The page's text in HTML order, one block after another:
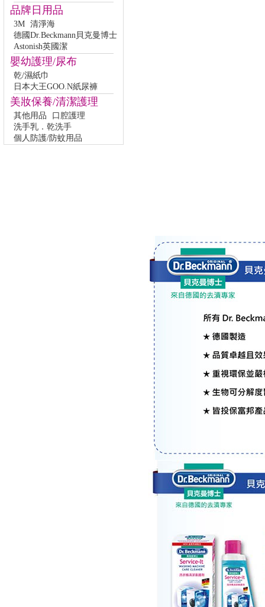
品牌日用品
3M 清淨海
德國Dr.Beckmann貝克曼博士
Astonish英國潔
嬰幼護理/尿布
乾/濕紙巾
日本大王GOO.N紙尿褲
美妝保養/清潔護理
其他用品
口腔護理
洗手乳．乾洗手
個人防護/防蚊用品